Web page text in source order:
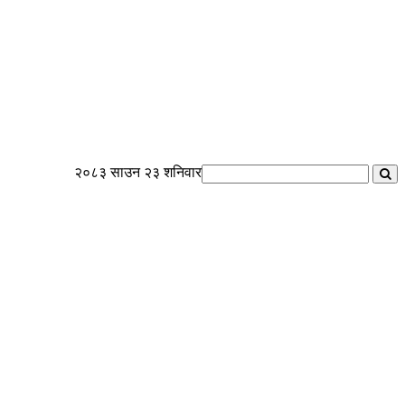
२०८३ साउन २३ शनिवार